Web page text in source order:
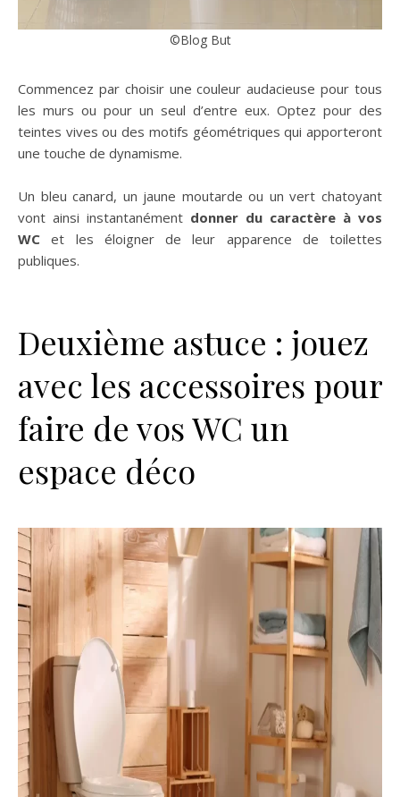
©Blog But
Commencez par choisir une couleur audacieuse pour tous
les murs ou pour un seul d’entre eux. Optez pour des
teintes vives ou des motifs géométriques qui apporteront
une touche de dynamisme.
Un bleu canard, un jaune moutarde ou un vert chatoyant
vont ainsi instantanément donner du caractère à vos
WCet les éloigner de leur apparence de toilettes
publiques.
Deuxième astuce : jouez
avec les accessoires pour
faire de vos WC un
espace déco